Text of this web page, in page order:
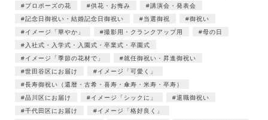
プロポーズの花
供花・お悔み
講演会・発表会
記念日御祝い・結婚記念日御祝い
当選御祝
御祝い
イメージ「華やか」
撮影用・クランクアップ用
母の日
入社式・入学式・入園式・卒業式・卒園式
イメージ「季節の花材で」
就任御祝い・昇進御祝い
世田谷区にお届け
イメージ「可愛く」
長寿御祝い（還暦・古希・喜寿・傘寿・米寿・卒寿）
品川区にお届け
イメージ「シックに」
退職御祝い
千代田区にお届け
イメージ「格好良く」